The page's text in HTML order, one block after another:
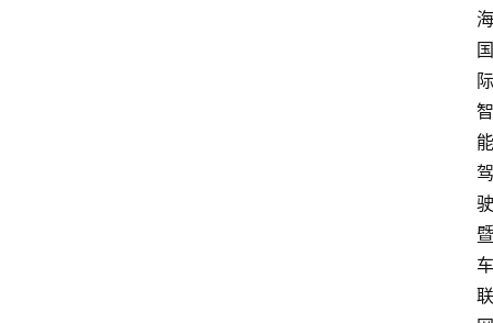
海
国
际
智
能
驾
驶
暨
车
联